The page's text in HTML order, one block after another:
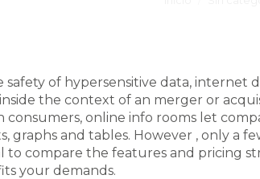
of hypersensitive data, internet
the context of an merger or
online info rooms let
graphs and tables. However , only a
to compare the features and pricing
your demands.